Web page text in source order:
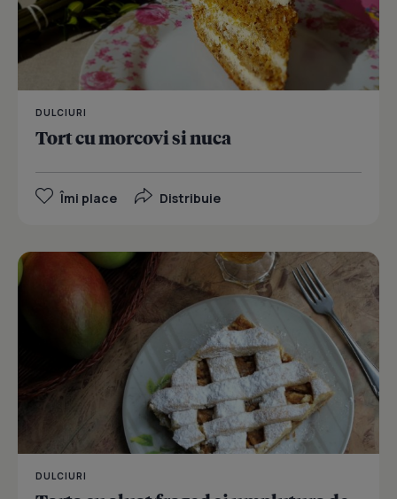
DULCIURI
Tort cu morcovi si nuca
Îmi place Distribuie
DULCIURI